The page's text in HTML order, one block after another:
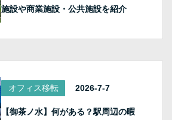
施設や商業施設・公共施設を紹介
オフィス移転 2026-7-7
【御茶ノ水】何がある？駅周辺の暇